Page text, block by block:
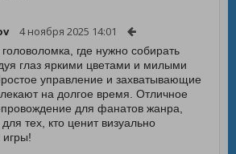
4 ноября 2025 14:01
где нужно собирать
глаз яркими цветами и милыми
управление и захватывающие
на долгое время. Отличное
для фанатов жанра,
тех, кто ценит визуально